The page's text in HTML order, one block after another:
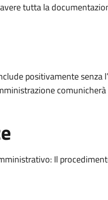
tutta la
positivamente senza
comunicherà
Il